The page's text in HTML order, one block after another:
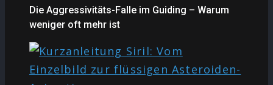
Die Aggressivitäts-Falle im Guiding – Warum
weniger oft mehr ist